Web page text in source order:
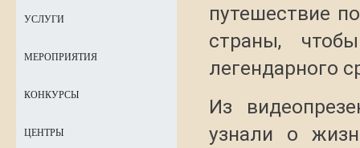
путешествие
страны,
легендарного
Из
узнали о
УСЛУГИ
МЕРОПРИЯТИЯ
КОНКУРСЫ
ЦЕНТРЫ